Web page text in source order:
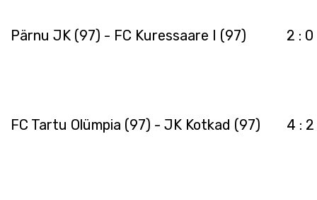
Pärnu JK (97) - FC Kuressaare I (97) 2 : 0
FC Tartu Olümpia (97) - JK Kotkad (97) 4 : 2